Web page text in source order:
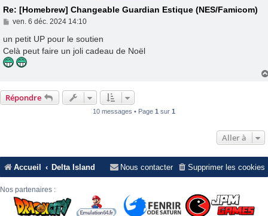
Re: [Homebrew] Changeable Guardian Estique (NES/Famicom)
M
s
a
g
ven. 6 déc. 2024 14:10
un petit UP pour le soutien
Celà peut faire un joli cadeau de Noël
Répondre
10 messages • Page 1 sur 1
Aller à
Accueil Delta Island Supprimer les cookies
Nous contacter
Nos partenaires :